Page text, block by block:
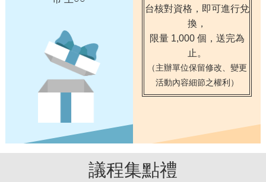
台核對資格，即可進行兌
換，
限量 1,000 個，送完為
止。
（主辦單位保留修改、變更
活動內容細節之權利）
議程集點禮